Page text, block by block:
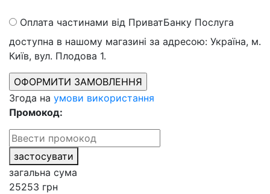
Оплата частинами від ПриватБанку Послуга
доступна в нашому магазині за адресою: Україна, м.
Київ, вул. Плодова 1.
Згода на умови використання
Промокод:
застосувати
загальна сума
25253 грн